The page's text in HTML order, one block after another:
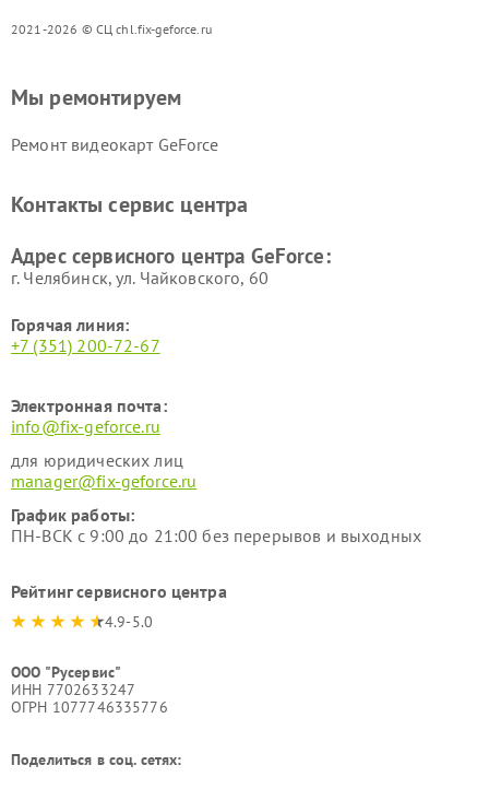
2021-2026 © СЦ chl.fix-geforce.ru
Мы ремонтируем
Ремонт видеокарт GeForce
Контакты сервис центра
Адрес сервисного центра GeForce:
г. Челябинск, ул. Чайковского, 60
Горячая линия:
+7 (351) 200-72-67
Электронная почта:
info@fix-geforce.ru
для юридических лиц
manager@fix-geforce.ru
График работы:
ПН-ВСК с 9:00 до 21:00 без перерывов и выходных
Рейтинг сервисного центра
4.9-5.0
ООО "Русервис"
ИНН 7702633247
ОГРН 1077746335776
Поделиться в соц. сетях: